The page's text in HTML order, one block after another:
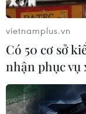
vietnamplus.vn
Có 50 cơ sở
nhận phục vụ